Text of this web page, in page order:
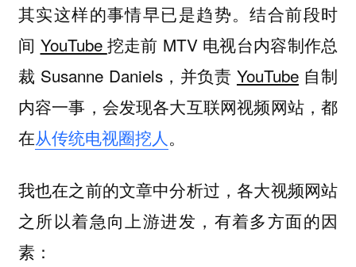
其实这样的事情早已是趋势。结合前段时
间 YouTube 挖走前 MTV 电视台内容制作总
裁 Susanne Daniels，并负责 YouTube自制
内容一事，会发现各大互联网视频网站，都
在从传统电视圈挖人 。
我也在之前的文章中分析过，各大视频网站
之所以着急向上游进发，有着多方面的因
素：